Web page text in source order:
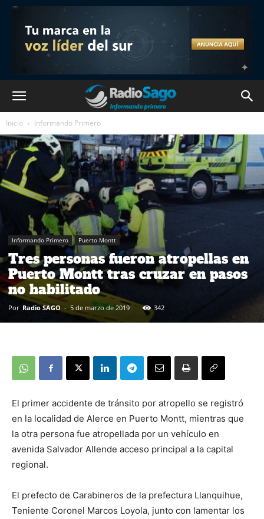
Inicio Informando Primero
Informando Primero Puerto Montt
Tres personas fueron atropellas en
Puerto Montt tras cruzar en pasos
no habilitado
Por Radio SAGO - 5 de marzo de 2019 342
El primer accidente de tránsito por atropello se registró
en la localidad de Alerce en Puerto Montt, mientras que
la otra persona fue atropellada por un vehículo en
avenida Salvador Allende acceso principal a la capital
regional.
El prefecto de Carabineros de la prefectura Llanquihue,
Teniente Coronel Marcos Loyola, junto con lamentar los